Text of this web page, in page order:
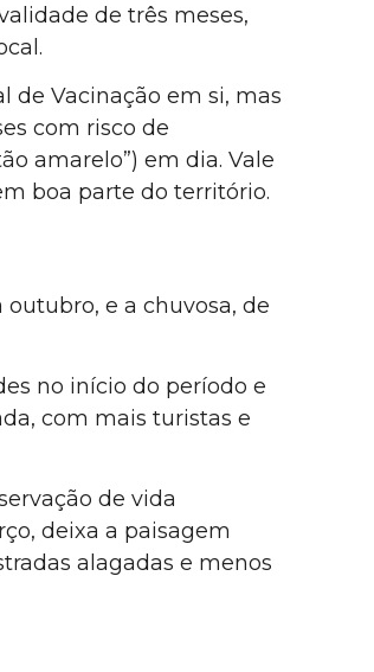
de três meses,
de Vacinação em si, mas
com risco de
amarelo”) em dia. Vale
boa parte do território.
e a chuvosa, de
no início do período e
com mais turistas e
de vida
deixa a paisagem
alagadas e menos